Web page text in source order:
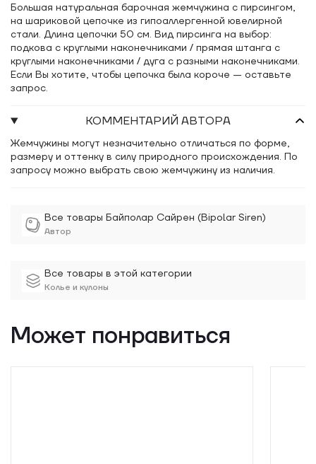
Все товары Байполар Сайрен (Bipolar Siren)
Автор
Все товары в этой категории
Колье и кулоны
Большая натуральная барочная жемчужина с пирсингом,
на шариковой цепочке из гипоаллергенной ювелирной
стали. Длина цепочки 50 см. Вид пирсинга на выбор:
подкова с круглыми наконечниками / прямая штанга с
круглыми наконечниками / дуга с разными наконечниками.
Если Вы хотите, чтобы цепочка была короче — оставьте
запрос.
КОММЕНТАРИЙ АВТОРА
Жемчужины могут незначительно отличаться по форме,
размеру и оттенку в силу природного происхождения. По
запросу можно выбрать свою жемчужину из наличия.
Может понравиться